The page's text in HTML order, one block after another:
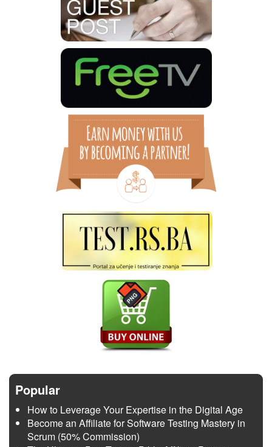
Popular
How to Leverage Your Expertise in the Digital Age
Become an Affiliate for Software Testing Mastery in
Scrum (50% Commission)